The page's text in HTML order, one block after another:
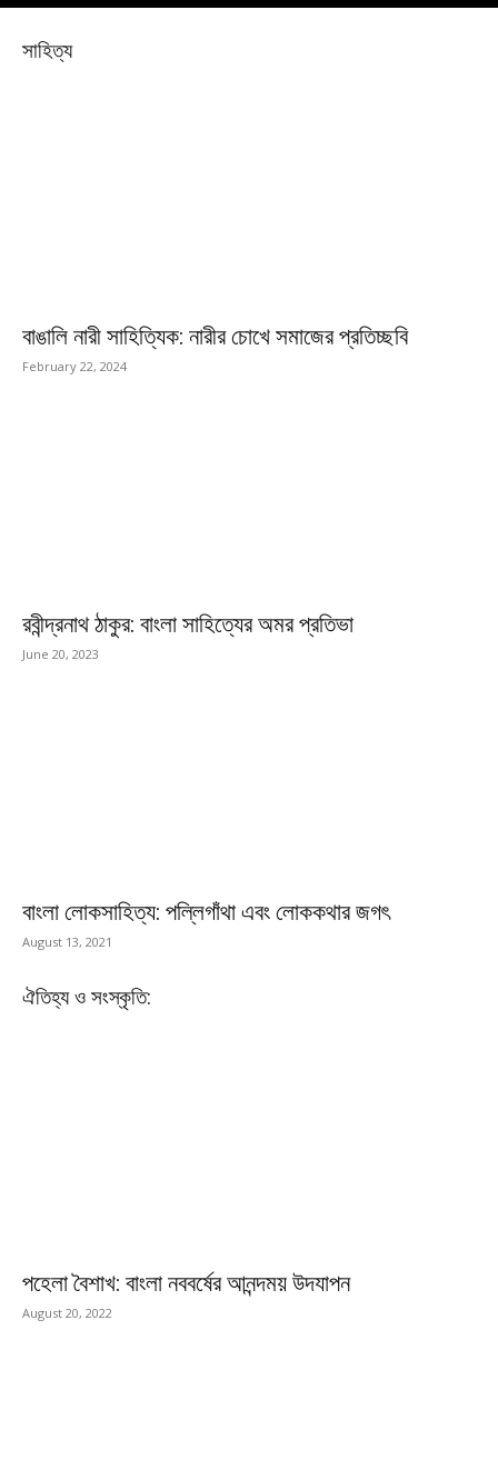
সাহিত্য
বাঙালি নারী সাহিত্যিক: নারীর চোখে সমাজের প্রতিচ্ছবি
February 22, 2024
রবীন্দ্রনাথ ঠাকুর: বাংলা সাহিত্যের অমর প্রতিভা
June 20, 2023
বাংলা লোকসাহিত্য: পল্লিগাঁথা এবং লোককথার জগৎ
August 13, 2021
ঐতিহ্য ও সংস্কৃতি:
পহেলা বৈশাখ: বাংলা নববর্ষের আনন্দময় উদযাপন
August 20, 2022